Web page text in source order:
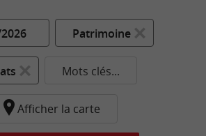
Patrimoine
Mots clés...
Afficher la carte